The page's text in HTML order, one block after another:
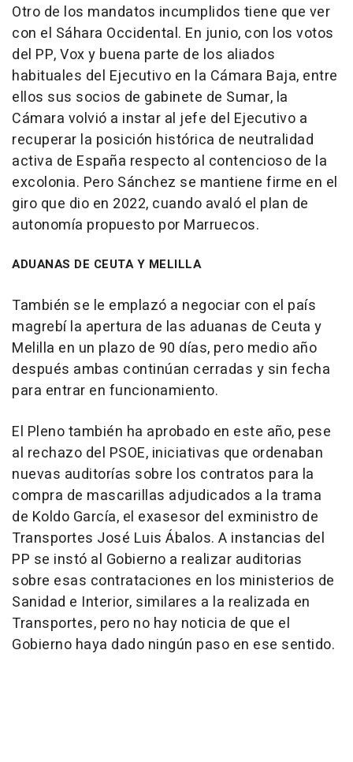
Otro de los mandatos incumplidos tiene que ver
con el Sáhara Occidental. En junio, con los votos
del PP, Vox y buena parte de los aliados
habituales del Ejecutivo en la Cámara Baja, entre
ellos sus socios de gabinete de Sumar, la
Cámara volvió a instar al jefe del Ejecutivo a
recuperar la posición histórica de neutralidad
activa de España respecto al contencioso de la
excolonia. Pero Sánchez se mantiene firme en el
giro que dio en 2022, cuando avaló el plan de
autonomía propuesto por Marruecos.
ADUANAS DE CEUTA Y MELILLA
También se le emplazó a negociar con el país
magrebí la apertura de las aduanas de Ceuta y
Melilla en un plazo de 90 días, pero medio año
después ambas continúan cerradas y sin fecha
para entrar en funcionamiento.
El Pleno también ha aprobado en este año, pese
al rechazo del PSOE, iniciativas que ordenaban
nuevas auditorías sobre los contratos para la
compra de mascarillas adjudicados a la trama
de Koldo García, el exasesor del exministro de
Transportes José Luis Ábalos. A instancias del
PP se instó al Gobierno a realizar auditorias
sobre esas contrataciones en los ministerios de
Sanidad e Interior, similares a la realizada en
Transportes, pero no hay noticia de que el
Gobierno haya dado ningún paso en ese sentido.